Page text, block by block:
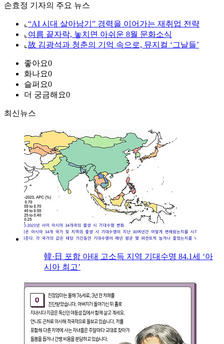
손효정 기자의 주요 뉴스
⌞ “AI 시대 살아남기” 경력을 이어가는 재취업 전략
⌞ 여름 끝자락, 놓치면 아쉬운 8월 문화소식
⌞ 故 김광석과 청춘의 기억 속으로, 뮤지컬 ‘그날들’
좋아요0
화나요0
슬퍼요0
더 궁금해요0
최신뉴스
韓·日 포함 아태 고소득 지역 기대수명 84.1세 ‘아
시아 최고’